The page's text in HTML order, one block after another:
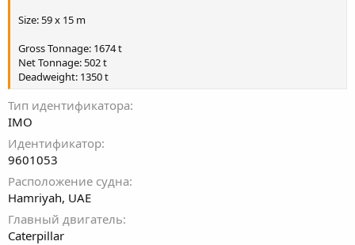
Size: 59 x 15 m
Gross Tonnage: 1674 t
Net Tonnage: 502 t
Deadweight: 1350 t
Тип идентификатора
IMO
Идентификатор
9601053
Расположение судна
Hamriyah, UAE
Главный двигатель
Caterpillar